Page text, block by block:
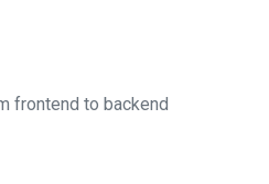
frontend to backend